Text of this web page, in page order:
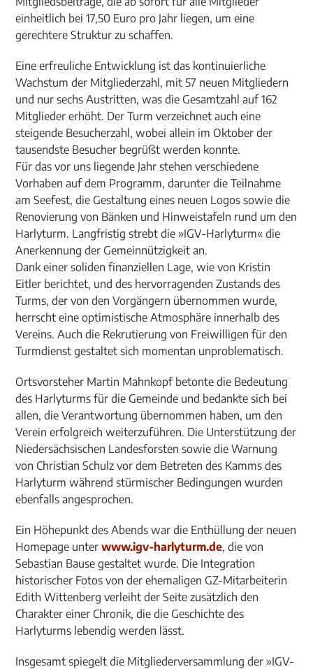
einheitlich bei 17,50 Euro pro Jahr liegen, um eine
gerechtere Struktur zu schaffen.
Eine erfreuliche Entwicklung ist das kontinuierliche
Wachstum der Mitgliederzahl, mit 57 neuen Mitgliedern
und nur sechs Austritten, was die Gesamtzahl auf 162
Mitglieder erhöht. Der Turm verzeichnet auch eine
steigende Besucherzahl, wobei allein im Oktober der
tausendste Besucher begrüßt werden konnte.
Für das vor uns liegende Jahr stehen verschiedene
Vorhaben auf dem Programm, darunter die Teilnahme
am Seefest, die Gestaltung eines neuen Logos sowie die
Renovierung von Bänken und Hinweistafeln rund um den
Harlyturm. Langfristig strebt die »IGV-Harlyturm« die
Anerkennung der Gemeinnützigkeit an.
Dank einer soliden finanziellen Lage, wie von Kristin
Eitler berichtet, und des hervorragenden Zustands des
Turms, der von den Vorgängern übernommen wurde,
herrscht eine optimistische Atmosphäre innerhalb des
Vereins. Auch die Rekrutierung von Freiwilligen für den
Turmdienst gestaltet sich momentan unproblematisch.
Ortsvorsteher Martin Mahnkopf betonte die Bedeutung
des Harlyturms für die Gemeinde und bedankte sich bei
allen, die Verantwortung übernommen haben, um den
Verein erfolgreich weiterzuführen. Die Unterstützung der
Niedersächsischen Landesforsten sowie die Warnung
von Christian Schulz vor dem Betreten des Kamms des
Harlyturm während stürmischer Bedingungen wurden
ebenfalls angesprochen.
Ein Höhepunkt des Abends war die Enthüllung der neuen
Homepage unterwww.igv-harlyturm.de, die von
Sebastian Bause gestaltet wurde. Die Integration
historischer Fotos von der ehemaligen GZ-Mitarbeiterin
Edith Wittenberg verleiht der Seite zusätzlich den
Charakter einer Chronik, die die Geschichte des
Harlyturms lebendig werden lässt.
Insgesamt spiegelt die Mitgliederversammlung der »IGV-